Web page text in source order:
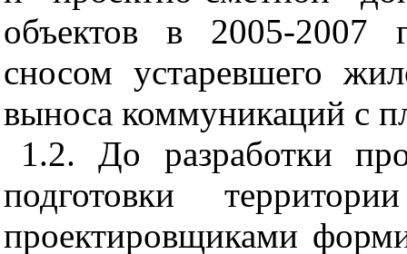
объектов в 2005-2007
сносом устаревшего
выноса коммуникаций с
1.2. До разработки
подготовки
проектировщиками